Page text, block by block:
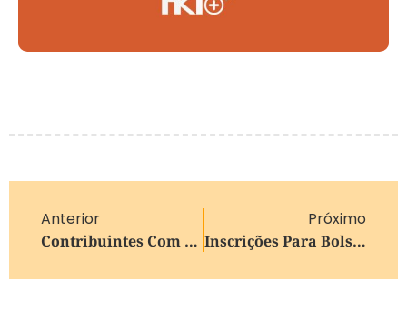
Anterior
Contribuintes Com Imóveis Rurais Devem Renovar Pedido De Isenção De IPTU Até 15 De Abril
Próximo
Inscrições Para Bolsas Do Prouni Na UCS Começam Em 26 De Janeiro